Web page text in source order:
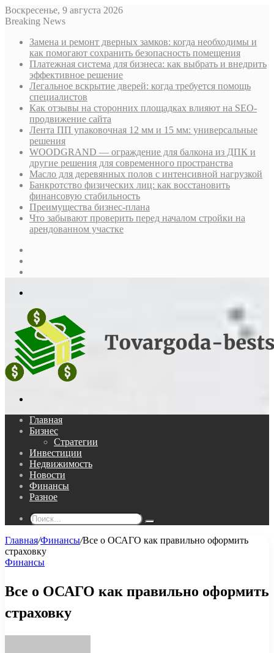
Воскресенье, 9 августа 2026
Breaking News
Замена и ремонт дверных замков: когда необходимы и
как помогают сохранить безопасность помещения
Платежная система для бизнеса: как выбрать и внедрить
эффективное решение
Легальное вскрытие дверей: когда требуется помощь
специалистов
Как отзывы на сторонних площадках влияют на SEO-
продвижение сайта
Лента ПП упаковочная 12 мм и 15 мм: универсальные
решения
WOODGRAND — ограждение для балкона из ДПК и
другие решения для современного пространства
Масло для деревянных полов с интенсивной нагрузкой
Банкротство физических лиц: как восстановить
финансовую стабильность
Преимущества бизнес-плана
Что забывают проверить перед началом стройки на
арендованном участке
Главная
Бизнес
Стратегии
Инвестиции
Недвижимость
Новости
Финансы
Разное
Поиск...
Главная/Финансы/Все о ОСАГО как правильно оформить
страховку
Финансы
Все о ОСАГО как правильно оформить
страховку